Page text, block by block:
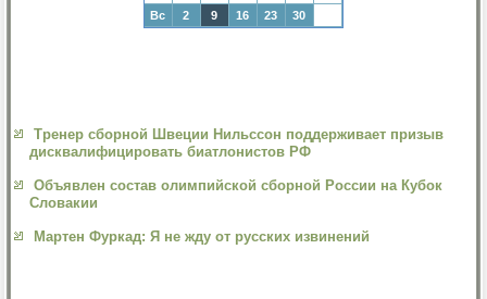
Вс
2 9 16 23 30
Тренер сборной Швеции Нильссон поддерживает призыв
дисквалифицировать биатлонистов РФ
Объявлен состав олимпийской сборной России на Кубок
Словакии
Мартен Фуркад: Я не жду от русских извинений